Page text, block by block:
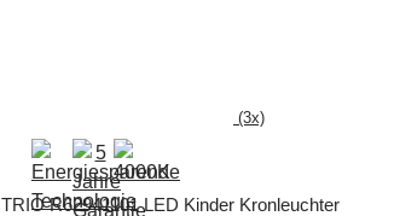
(3x)
TRIO R62941101 LED Kinder Kronleuchter